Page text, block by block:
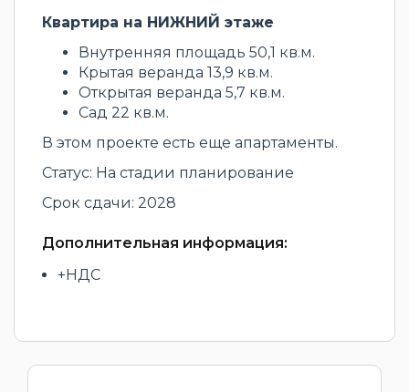
Квартира на НИЖНИЙ этаже
Внутренняя площадь 50,1 кв.м.
Крытая веранда 13,9 кв.м.
Открытая веранда 5,7 кв.м.
Сад 22 кв.м.
В этом проекте есть еще апартаменты.
Статус: На стадии планирование
Срок сдачи: 2028
Дополнительная информация:
+НДС